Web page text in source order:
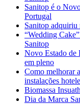
Sanitop é o
Portugal
Sanitop adquiriu
“Wedding
Sanitop
Novo Estado de
em pleno
Como melhorar
instalações
Biomassa
Dia da Marca